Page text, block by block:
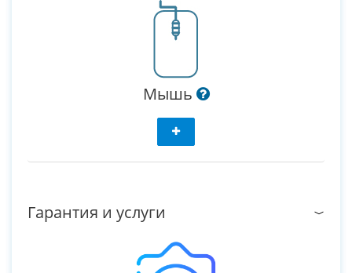
Мышь
Гарантия и услуги